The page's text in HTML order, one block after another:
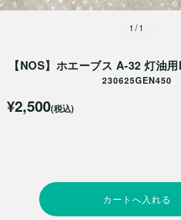
1/1
【NOS】ホエーブス A-32 灯油
230625GEN450
¥2,500(税込)